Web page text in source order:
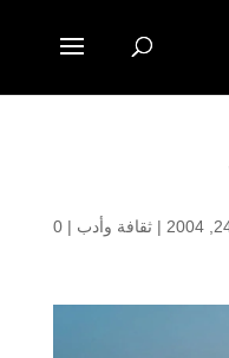
| ثقافة وأدب |
0